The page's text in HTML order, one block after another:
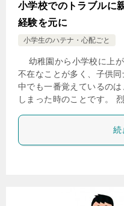
小学校でのトラブルに
経験を元に
小学生のハテナ・心配ごと
幼稚園から小学校に上
不在なことが多く、子供
中でも一番覚えているの
しまった時のことです。
続